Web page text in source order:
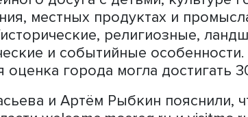
области находятся 37
с богатой историей
и Верея),
и ремесленные центры